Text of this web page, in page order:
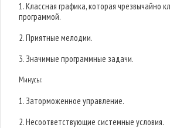
1. Классная графика, которая чрезвычайно
программой.
2. Приятные мелодии.
3. Значимые программные задачи.
Минусы:
1. Заторможенное управление.
2. Несоответствующие системные условия.